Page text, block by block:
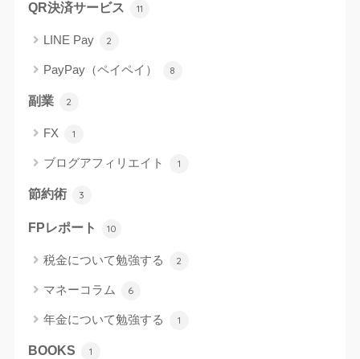
QR決済サービス 11
LINE Pay 2
PayPay（ペイペイ） 8
副業 2
FX 1
ブログアフィリエイト 1
節約術 3
FPレポート 10
税金について勉強する 2
マネーコラム 6
年金について勉強する 1
BOOKS 1